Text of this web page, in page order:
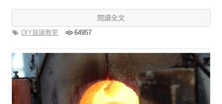
閱讀全文
DIY玻璃教室 64957